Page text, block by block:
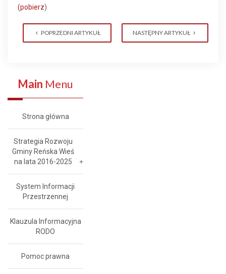
(pobierz)
POPRZEDNI ARTYKUŁ NASTĘPNY ARTYKUŁ
Main Menu
Strona główna
Strategia Rozwoju
Gminy Reńska Wieś
na lata 2016-2025
System Informacji
Przestrzennej
Klauzula Informacyjna
RODO
Pomoc prawna